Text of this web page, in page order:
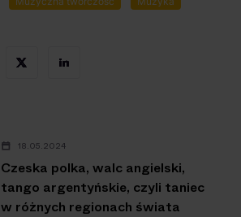
18.05.2024
Czeska polka, walc angielski,
tango argentyńskie, czyli taniec
w różnych regionach świata